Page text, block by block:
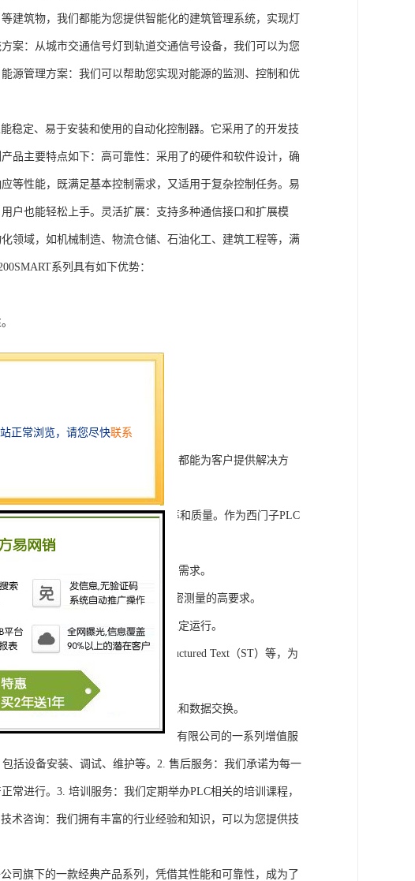
建筑物，我们都能为您提供智能化的建筑管理系统，实现灯
案：从城市交通信号灯到轨道交通信号设备，我们可以为您
源管理方案：我们可以帮助您实现对能源的监测、控制和优
定、易于安装和使用的自动化控制器。它采用了的开发技
品主要特点如下：高可靠性：采用了的硬件和软件设计，确
等性能，既满足基本控制需求，又适用于复杂控制任务。易
户也能轻松上手。灵活扩展：支持多种通信接口和扩展模
领域，如机械制造、物流仓储、石油化工、建筑工程等，满
系列具有如下优势：
周期。
，还是进行技术开发和转让，我们都能为客户提供解决方
工控设备，旨在tisheng生产效率和质量。作为西门子PLC
入输出模块，满足不同规模工程的需求。
输出通道，可满足对于控制和精密测量的高要求。
靠性和稳定性，保证系统的长期稳定运行。
，如Ladder Diagram（LD）、Structured Text（ST）等，为
备无缝集成，实现设备之间的通讯和数据交换。
，还将获得浔之漫智控技术(上海)有限公司的一系列增值服
括设备安装、调试、维护等。2. 售后服务：我们承诺为每一
进行。3. 培训服务：我们定期举办PLC相关的培训课程，
术咨询：我们拥有丰富的行业经验和知识，可以为您提供技
旗下的一款经典产品系列，凭借其性能和可靠性，成为了